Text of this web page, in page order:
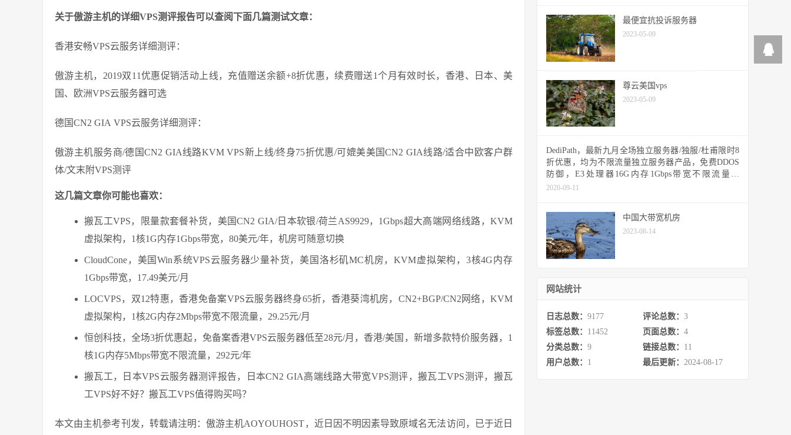
关于傲游主机的详细VPS测评报告可以查阅下面几篇测试文章：
香港安畅VPS云服务详细测评：
傲游主机，2019双11优惠促销活动上线，充值赠送余额+8折优惠，续费赠送1个月有效时长，香港、日本、美
国、欧洲VPS云服务器可选
德国CN2 GIA VPS云服务详细测评：
傲游主机服务商/德国CN2 GIA线路KVM VPS新上线/终身75折优惠/可媲美美国CN2 GIA线路/适合中欧客户群
体/文末附VPS测评
这几篇文章你可能也喜欢：
搬瓦工VPS，限量款套餐补货，美国CN2 GIA/日本软银/荷兰AS9929，1Gbps超大高端网络线路，KVM
虚拟架构，1核1G内存1Gbps带宽，80美元/年，机房可随意切换
CloudCone，美国Win系统VPS云服务器少量补货，美国洛杉矶MC机房，KVM虚拟架构，3核4G内存
1Gbps带宽，17.49美元/月
LOCVPS，双12特惠，香港免备案VPS云服务器终身65折，香港葵湾机房，CN2+BGP/CN2网络，KVM
虚拟架构，1核2G内存2Mbps带宽不限流量，29.25元/月
恒创科技，全场3折优惠起，免备案香港VPS云服务器低至28元/月，香港/美国，新增多款特价服务器，1
核1G内存5Mbps带宽不限流量，292元/年
搬瓦工，日本VPS云服务器测评报告，日本CN2 GIA高端线路大带宽VPS测评，搬瓦工VPS测评，搬瓦
工VPS好不好？搬瓦工VPS值得购买吗？
本文由主机参考刊发，转载请注明：傲游主机AOYOUHOST，近日因不明因素导致原域名无法访问，已于近日
最便宜抗投诉服务器
2023-05-09
尊云美国vps
2023-05-09
DediPath，最新九月全场独立服务器/独服/杜甫限时8
折优惠，均为不限流量独立服务器产品，免费DDOS
防御，E3处理器16G内存1Gbps带宽不限流量，
IPv4*5，44美元/月
2020-09-11
中国大带宽机房
2023-08-14
网站统计
日志总数： 9177 评论总数： 3
标签总数： 11452 页面总数： 4
分类总数： 9 链接总数： 11
用户总数： 1 最后更新： 2024-08-17